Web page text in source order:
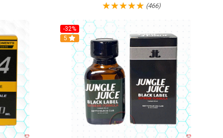
(466)
-32%
5